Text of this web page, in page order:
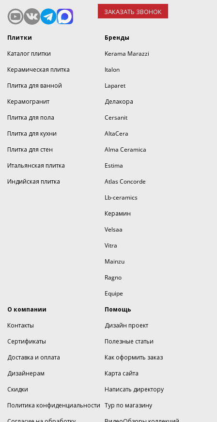
ЗАКАЗАТЬ ЗВОНОК
Плитки
Каталог плитки
Керамическая плитка
Плитка для ванной
Керамогранит
Плитка для пола
Плитка для кухни
Плитка для стен
Итальянская плитка
Индийская плитка
Бренды
Kerama Marazzi
Italon
Laparet
Делакора
Cersanit
AltaCera
Alma Ceramica
Estima
Atlas Concorde
Lb-ceramics
Керамин
Velsaa
Vitra
Mainzu
Ragno
Equipe
О компании
Контакты
Сертификаты
Доставка и оплата
Дизайнерам
Скидки
Политика конфиденциальности
Помощь
Дизайн проект
Полезные статьи
Как оформить заказ
Карта сайта
Написать директору
Тур по магазину